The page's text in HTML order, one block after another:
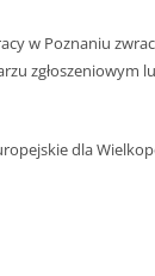
w Poznaniu
zgłoszeniowym
dla